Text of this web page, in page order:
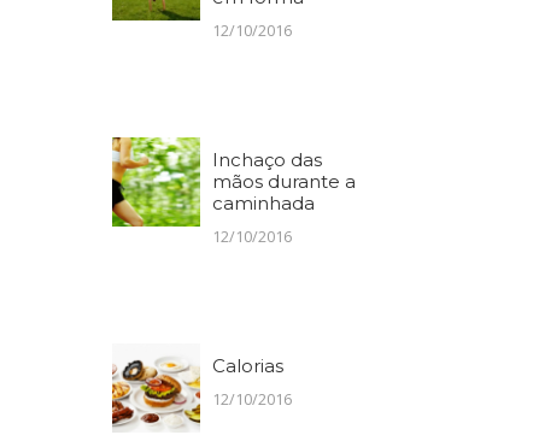
12/10/2016
Inchaço das
mãos durante a
caminhada
12/10/2016
Calorias
12/10/2016